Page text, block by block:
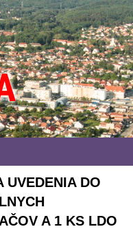
UVEDENIA DO
A 1 KS LDO